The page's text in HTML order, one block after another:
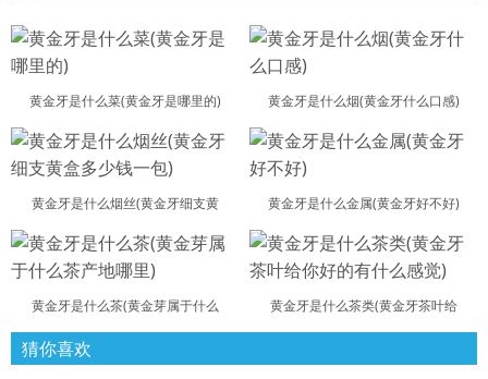
黄金牙是什么菜(黄金牙是哪里的) 黄金牙是什么烟(黄金牙什么口感)
黄金牙是什么烟丝(黄金牙细支黄 黄金牙是什么金属(黄金牙好不好)
黄金牙是什么茶(黄金芽属于什么 黄金牙是什么茶类(黄金牙茶叶给
猜你喜欢